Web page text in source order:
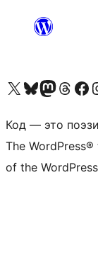
Посетите нас в X (ранее Twitter)
Посетите нашу учётную запись в Bluesky
Посетите нашу ленту
Посетите нашу учётную
Посетите
Код — это
The
of the